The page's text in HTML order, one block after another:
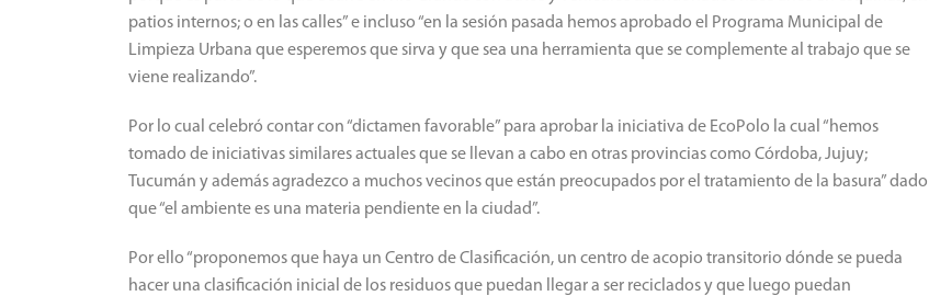
patios internos; o en las calles” e incluso “en la sesión pasada hemos aprobado el Programa Municipal de
Limpieza Urbana que esperemos que sirva y que sea una herramienta que se complemente al trabajo que se
viene realizando”.
Por lo cual celebró contar con “dictamen favorable” para aprobar la iniciativa de EcoPolo la cual “hemos
tomado de iniciativas similares actuales que se llevan a cabo en otras provincias como Córdoba, Jujuy;
Tucumán y además agradezco a muchos vecinos que están preocupados por el tratamiento de la basura” dado
que “el ambiente es una materia pendiente en la ciudad”.
Por ello “proponemos que haya un Centro de Clasificación, un centro de acopio transitorio dónde se pueda
hacer una clasificación inicial de los residuos que puedan llegar a ser reciclados y que luego puedan